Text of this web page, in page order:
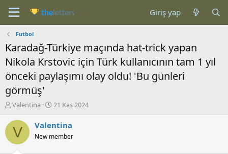
Giriş yap
Futbol
Karadağ-Türkiye maçında hat-trick yapan
Nikola Krstovic için Türk kullanıcının tam 1 yıl
önceki paylaşımı olay oldu! 'Bu günleri
görmüş'
K
n
b
u
Valentina
B
ş
a
21 Kas 2024
V Valentina
New member